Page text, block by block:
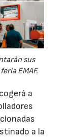
sus
EMAF.
a
a la